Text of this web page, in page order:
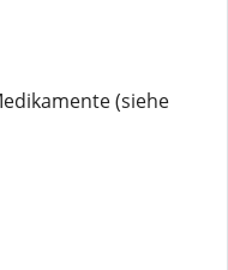
(siehe